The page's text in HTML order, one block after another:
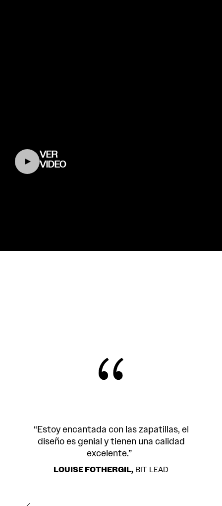
VER
VIDEO
“Estoy encantada con las zapatillas, el
diseño es genial y tienen una calidad
excelente.”
LOUISE FOTHERGIL, BIT LEAD